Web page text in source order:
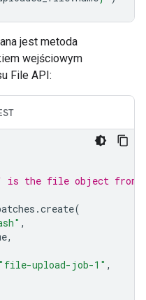
jest metoda
wejściowym
File API:
is the file object from
.create(
,
,
"file-upload-job-1" ,